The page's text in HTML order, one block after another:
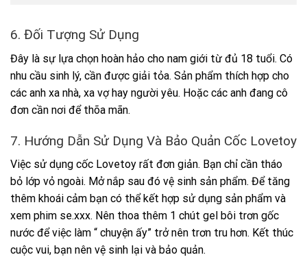
6. Đối Tượng Sử Dụng
Đây là sự lựa chọn hoàn hảo cho nam giới từ đủ 18 tuổi. Có
nhu cầu sinh lý, cần được giải tỏa. Sản phẩm thích hợp cho
các anh xa nhà, xa vợ hay người yêu. Hoặc các anh đang cô
đơn cần nơi để thõa mãn.
7. Hướng Dẫn Sử Dụng Và Bảo Quản Cốc Lovetoy
Việc sử dụng cốc Lovetoy rất đơn giản. Bạn chỉ cần tháo
bỏ lớp vỏ ngoài. Mở nắp sau đó vệ sinh sản phẩm. Để tăng
thêm khoái cảm bạn có thể kết hợp sử dụng sản phẩm và
xem phim se.xxx. Nên thoa thêm 1 chút gel bôi trơn gốc
nước để việc làm “ chuyện ấy” trở nên trơn tru hơn. Kết thúc
cuộc vui, bạn nên vệ sinh lại và bảo quản.